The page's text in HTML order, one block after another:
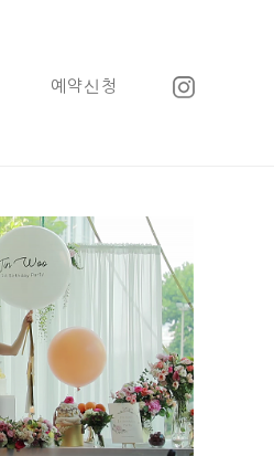
예약신청
상